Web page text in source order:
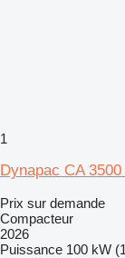
1
Dynapac CA
Prix sur demande
Compacteur
2026
Puissance 100 kW